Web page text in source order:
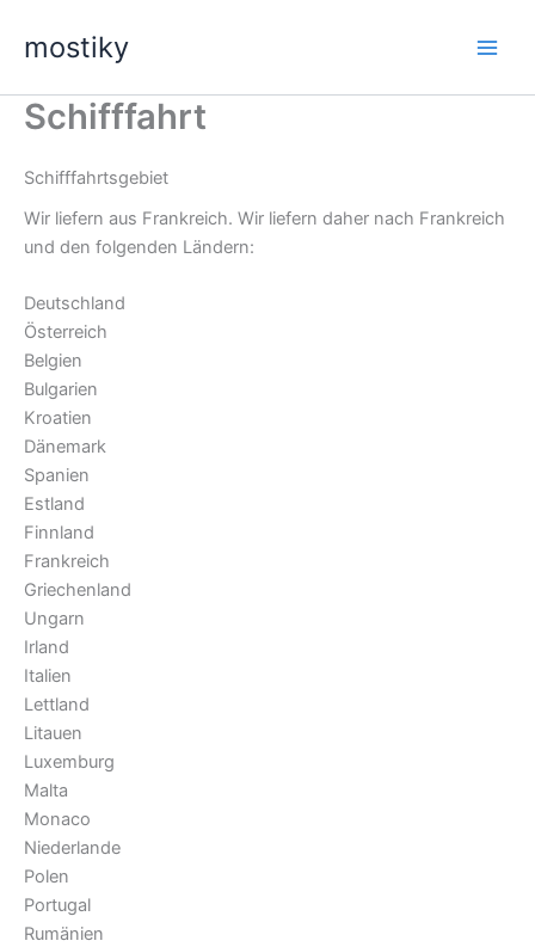
Inhaltmostiky
Schifffahrt
Schifffahrtsgebiet
Wir liefern aus Frankreich. Wir liefern daher nach Frankreich
und den folgenden Ländern:
Deutschland
Österreich
Belgien
Bulgarien
Kroatien
Dänemark
Spanien
Estland
Finnland
Frankreich
Griechenland
Ungarn
Irland
Italien
Lettland
Litauen
Luxemburg
Malta
Monaco
Niederlande
Polen
Portugal
Rumänien